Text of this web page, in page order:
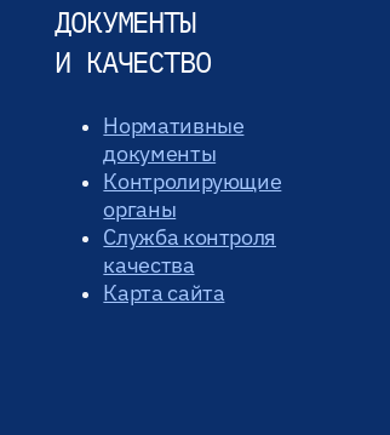
ДОКУМЕНТЫ
И КАЧЕСТВО
Нормативные
документы
Контролирующие
органы
Служба контроля
качества
Карта сайта